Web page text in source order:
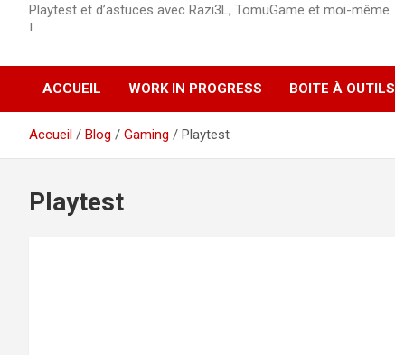
Playtest et d’astuces avec Razi3L, TomuGame et moi-même
!
ACCUEIL WORK IN PROGRESS BOITE À OUTILS
Accueil Blog Gaming Playtest
Playtest